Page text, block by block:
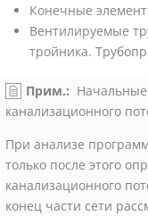
Конечные
Вентилируемые
тройника.
Прим.:
канализационного
При анализе
только после этого
канализационного
конец части сети